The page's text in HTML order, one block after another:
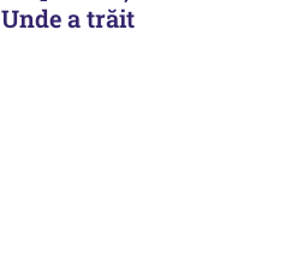
Unde a trăit